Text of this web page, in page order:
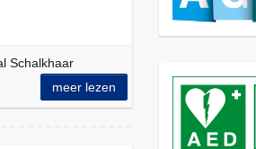
Schalkhaar
meer lezen